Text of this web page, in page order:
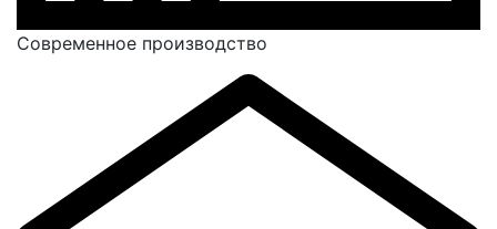
Современное производство